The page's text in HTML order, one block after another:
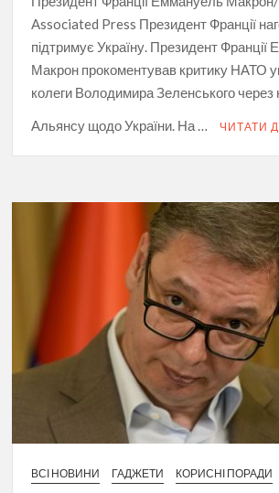
Associated Press Президент Франції
підтримує Україну. Президент Франції
Макрон прокоментував критику НАТО
колеги Володимира Зеленського через
Альянсу щодо України. На …
ЧИТАТИ
ВСІ НОВИНИ ГАДЖЕТИ КОРИСНІ ПОРАДИ